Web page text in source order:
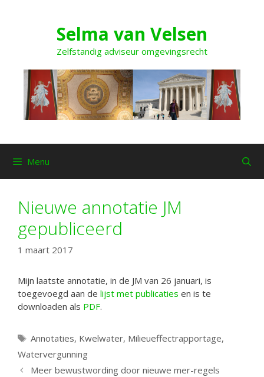
Selma van Velsen
Zelfstandig adviseur omgevingsrecht
Menu
Nieuwe annotatie JM
gepubliceerd
1 maart 2017
Mijn laatste annotatie, in de JM van 26 januari, is
toegevoegd aan de lijst met publicaties en is te
downloaden als PDF.
Tags
Annotaties, Kwelwater, Milieueffectrapportage,
Watervergunning
Meer bewustwording door nieuwe mer-regels